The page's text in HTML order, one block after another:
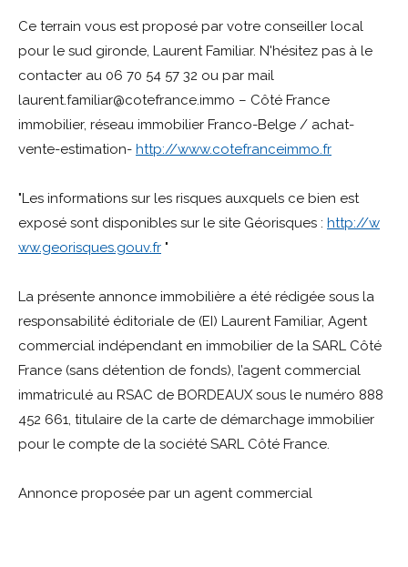
Ce terrain vous est proposé par votre conseiller local
pour le sud gironde, Laurent Familiar. N'hésitez pas à le
contacter au 06 70 54 57 32 ou par mail
laurent.familiar@cotefrance.immo – Côté France
immobilier, réseau immobilier Franco-Belge / achat-
vente-estimation- http://www.cotefranceimmo.fr
"Les informations sur les risques auxquels ce bien est
exposé sont disponibles sur le site Géorisques : http://w
ww.georisques.gouv.fr "
La présente annonce immobilière a été rédigée sous la
responsabilité éditoriale de (EI) Laurent Familiar, Agent
commercial indépendant en immobilier de la SARL Côté
France (sans détention de fonds), l’agent commercial
immatriculé au RSAC de BORDEAUX sous le numéro 888
452 661, titulaire de la carte de démarchage immobilier
pour le compte de la société SARL Côté France.
Annonce proposée par un agent commercial